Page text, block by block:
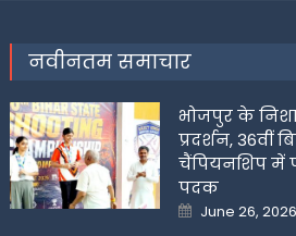
नवीनतम समाचार
भोजपुर के
प्रदर्शन, 36वीं
चैंपियनशिप में
पदक
Posted
on
June 26, 2026